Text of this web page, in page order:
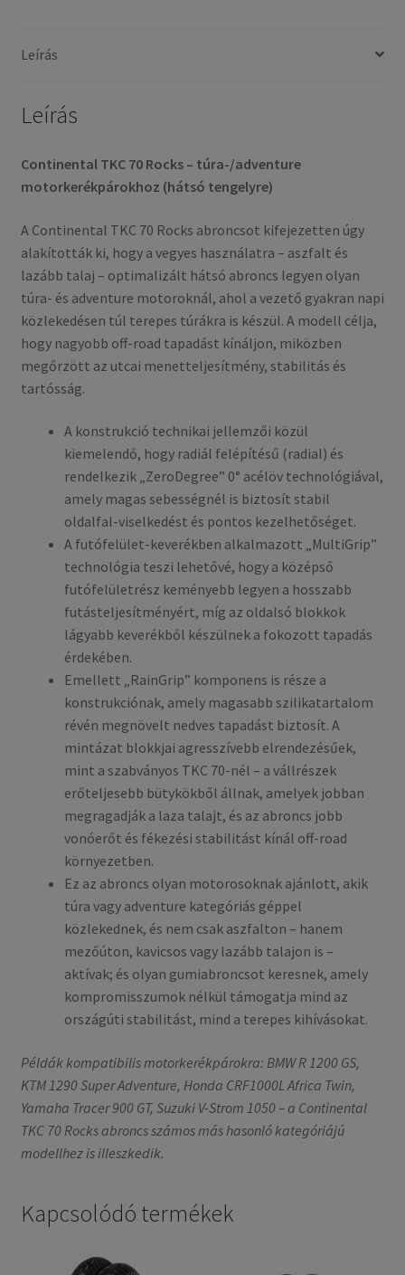
(hátsó
mennyiség
Leírás
Leírás
Continental TKC 70 Rocks – túra-/adventure
motorkerékpárokhoz (hátsó tengelyre)
A Continental TKC 70 Rocks abroncsot kifejezetten úgy
alakították ki, hogy a vegyes használatra – aszfalt és
lazább talaj – optimalizált hátsó abroncs legyen olyan
túra- és adventure motoroknál, ahol a vezető gyakran napi
közlekedésen túl terepes túrákra is készül. A modell célja,
hogy nagyobb off-road tapadást kínáljon, miközben
megőrzött az utcai menetteljesítmény, stabilitás és
tartósság.
A konstrukció technikai jellemzői közül
kiemelendő, hogy radiál felépítésű (radial) és
rendelkezik „ZeroDegree” 0° acélöv technológiával,
amely magas sebességnél is biztosít stabil
oldalfal-viselkedést és pontos kezelhetőséget.
A futófelület-keverékben alkalmazott „MultiGrip”
technológia teszi lehetővé, hogy a középső
futófelületrész keményebb legyen a hosszabb
futásteljesítményért, míg az oldalsó blokkok
lágyabb keverékből készülnek a fokozott tapadás
érdekében.
Emellett „RainGrip” komponens is része a
konstrukciónak, amely magasabb szilika­tartalom
révén megnövelt nedves tapadást biztosít. A
mintázat blokkjai agresszívebb elrendezésűek,
mint a szabványos TKC 70-nél – a vállrészek
erőteljesebb bütykökből állnak, amelyek jobban
megragadják a laza talajt, és az abroncs jobb
vonóerőt és fékezési stabilitást kínál off-road
környezetben.
Ez az abroncs olyan motorosoknak ajánlott, akik
túra vagy adventure kategóriás géppel
közlekednek, és nem csak aszfalton – hanem
mezőúton, kavicsos vagy lazább talajon is –
aktívak; és olyan gumiabroncsot keresnek, amely
kompromisszumok nélkül támogatja mind az
országúti stabilitást, mind a terepes kihívásokat.
Példák kompatibilis motorkerékpárokra: BMW R 1200 GS,
KTM 1290 Super Adventure, Honda CRF1000L Africa Twin,
Yamaha Tracer 900 GT, Suzuki V-Strom 1050 – a Continental
TKC 70 Rocks abroncs számos más hasonló kategóriájú
modellhez is illeszkedik.
Kapcsolódó termékek